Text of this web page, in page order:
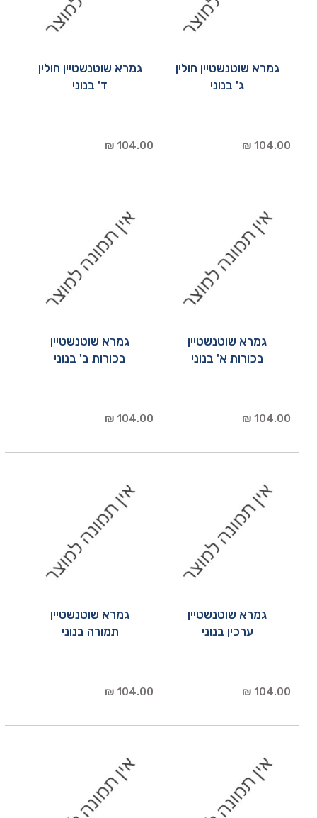
גמרא שוטנשטיין חולין
ג' בנוני
104.00 ₪
גמרא שוטנשטיין חולין
ד' בנוני
104.00 ₪
גמרא שוטנשטיין
בכורות א' בנוני
104.00 ₪
גמרא שוטנשטיין
בכורות ב' בנוני
104.00 ₪
גמרא שוטנשטיין
ערכין בנוני
104.00 ₪
גמרא שוטנשטיין
תמורה בנוני
104.00 ₪